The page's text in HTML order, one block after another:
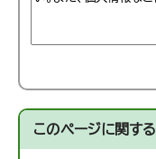
このページに関する